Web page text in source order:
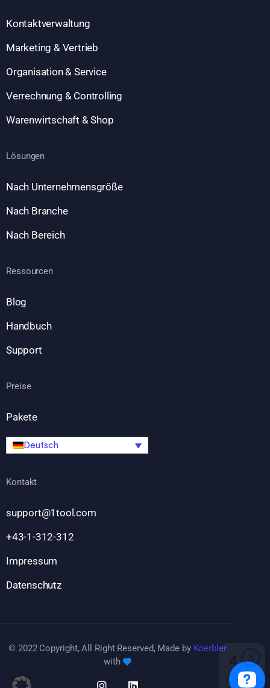
Kontaktverwaltung
Marketing & Vertrieb
Organisation & Service
Verrechnung & Controlling
Warenwirtschaft & Shop
Lösungen
Nach Unternehmensgröße
Nach Branche
Nach Bereich
Ressourcen
Blog
Handbuch
Support
Preise
Pakete
Deutsch
Kontakt
support@1tool.com
+43-1-312-312
Impressum
Datenschutz
© 2022 Copyright, All Right Reserved, Made by Koerbler
with